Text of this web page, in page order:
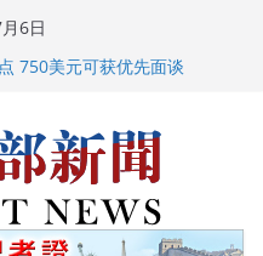
6日
750美元可获优先面谈
权” : 出生在美国就是美国
国老教师罗纳德·萨科尔斯基
：让沉香有序走向世界